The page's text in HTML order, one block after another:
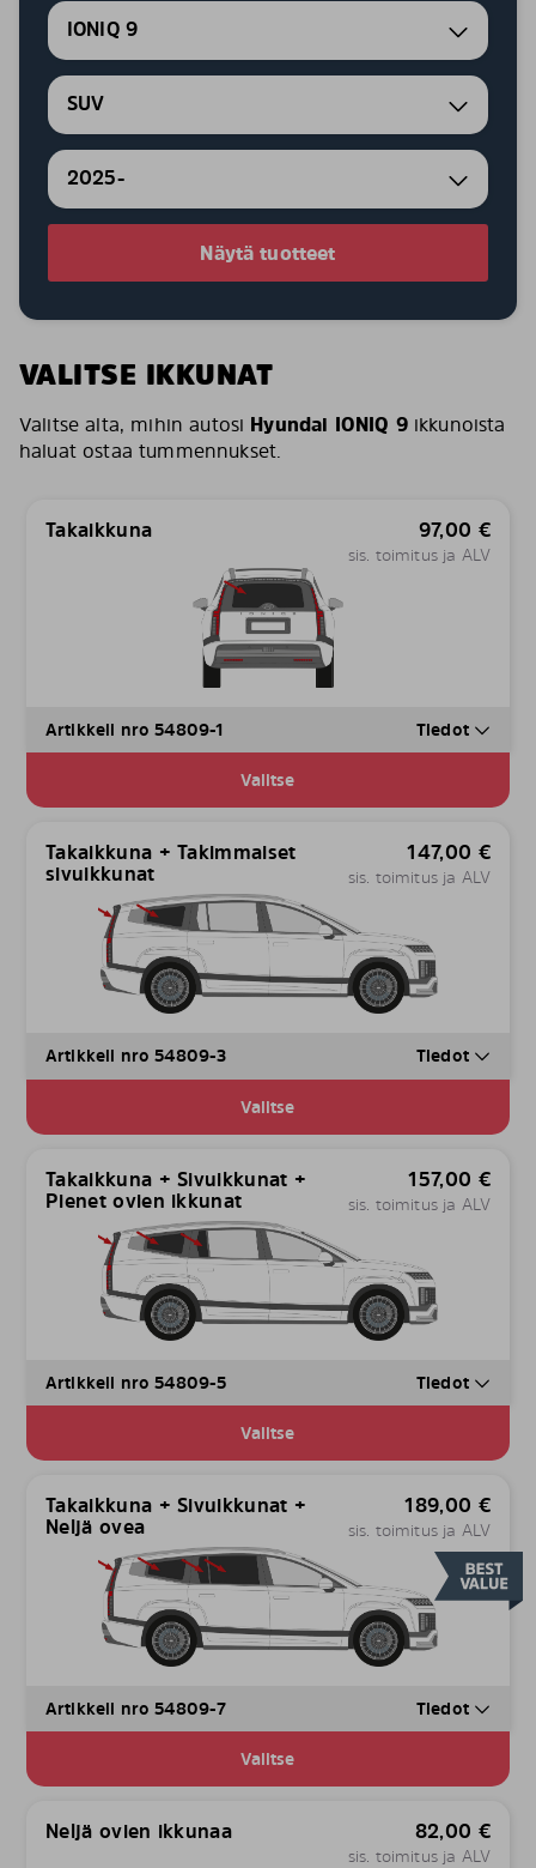
IONIQ 9
SUV
2025-
Näytä tuotteet
VALITSE IKKUNAT
Valitse alta, mihin autosi Hyundai IONIQ 9ikkunoista
haluat ostaa tummennukset.
Takaikkuna 97,00 €
sis. toimitus ja ALV
Artikkeli nro 54809-1 Tiedot
Valitse
Takaikkuna + Takimmaiset
sivuikkunat
147,00 €
sis. toimitus ja ALV
Artikkeli nro 54809-3 Tiedot
Valitse
Takaikkuna + Sivuikkunat +
Pienet ovien ikkunat
157,00 €
sis. toimitus ja ALV
Artikkeli nro 54809-5 Tiedot
Valitse
Takaikkuna + Sivuikkunat +
Neljä ovea
189,00 €
sis. toimitus ja ALV
Artikkeli nro 54809-7 Tiedot
Valitse
Neljä ovien ikkunaa 82,00 €
sis. toimitus ja ALV